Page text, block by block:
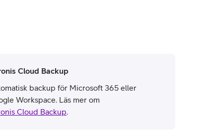
Cloud Backup
backup för Microsoft 365 eller
Workspace. Läs mer om
Cloud Backup.